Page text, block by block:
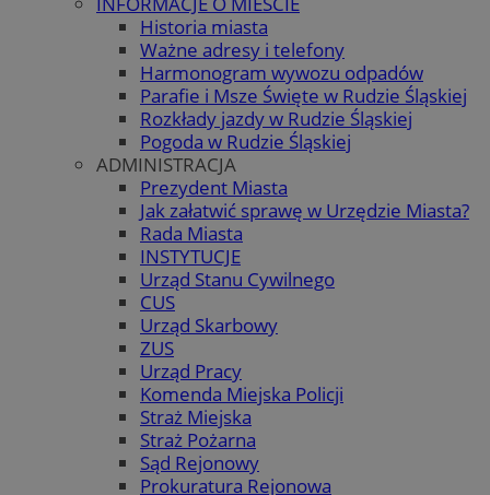
Historia miasta
Ważne adresy i telefony
Harmonogram wywozu odpadów
Parafie i Msze Święte w Rudzie Śląskiej
Rozkłady jazdy w Rudzie Śląskiej
Pogoda w Rudzie Śląskiej
ADMINISTRACJA
Prezydent Miasta
Jak załatwić sprawę w Urzędzie Miasta?
Rada Miasta
INSTYTUCJE
Urząd Stanu Cywilnego
CUS
Urząd Skarbowy
ZUS
Urząd Pracy
Komenda Miejska Policji
Straż Miejska
Straż Pożarna
Sąd Rejonowy
Prokuratura Rejonowa